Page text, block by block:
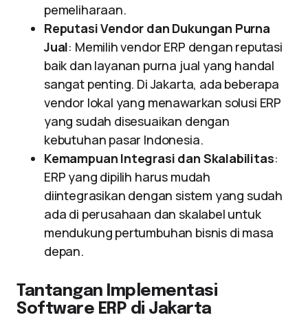
pemeliharaan.
Reputasi Vendor dan Dukungan Purna
Jual: Memilih vendor ERP dengan reputasi
baik dan layanan purna jual yang handal
sangat penting. Di Jakarta, ada beberapa
vendor lokal yang menawarkan solusi ERP
yang sudah disesuaikan dengan
kebutuhan pasar Indonesia.
Kemampuan Integrasi dan Skalabilitas:
ERP yang dipilih harus mudah
diintegrasikan dengan sistem yang sudah
ada di perusahaan dan skalabel untuk
mendukung pertumbuhan bisnis di masa
depan.
Tantangan Implementasi
Software ERP di Jakarta